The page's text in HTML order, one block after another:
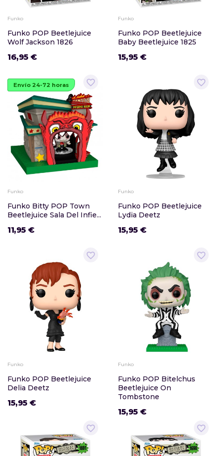
Funko
Funko POP Beetlejuice
Wolf Jackson 1826
16,95 €
Funko
Funko POP Beetlejuice
Baby Beetlejuice 1825
15,95 €
favorite_border
Envío 24-72 horas
Funko
Funko Bitty POP Town
Beetlejuice Sala Del Infie...
11,95 €
favorite_border
Funko
Funko POP Beetlejuice
Lydia Deetz
15,95 €
favorite_border
Funko
Funko POP Beetlejuice
Delia Deetz
15,95 €
favorite_border
Funko
Funko POP Bitelchus
Beetlejuice On
Tombstone
15,95 €
favorite_border favorite_border